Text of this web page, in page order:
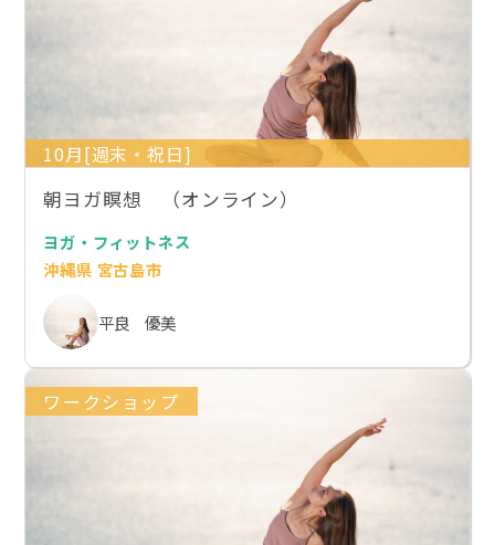
10月[週末・祝日]
朝ヨガ瞑想 （オンライン）
ヨガ・フィットネス
沖縄県 宮古島市
平良 優美
ワークショップ